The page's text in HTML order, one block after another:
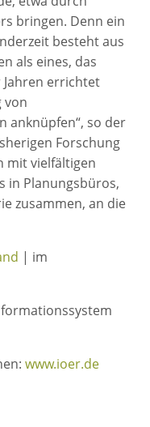
bringen. Denn ein
besteht aus
als eines, das
Jahren errichtet
von
anknüpfen“, so der
Forschung
mit vielfältigen
in Planungsbüros,
zusammen, an die
| im
www.ioer.de